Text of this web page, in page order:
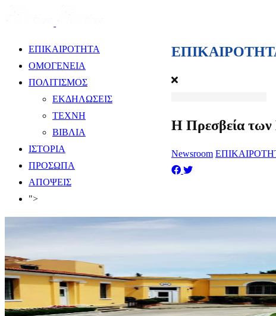
ΕΠΙΚΑΙΡΟΤΗΤΑ
ΟΜΟΓΕΝΕΙΑ
ΠΟΛΙΤΙΣΜΟΣ
ΕΚΔΗΛΩΣΕΙΣ
ΤΕΧΝΗ
ΒΙΒΛΙΑ
ΙΣΤΟΡΙΑ
ΠΡΟΣΩΠΑ
ΑΠΟΨΕΙΣ
">
Η Πρεσβεία των
Newsroom